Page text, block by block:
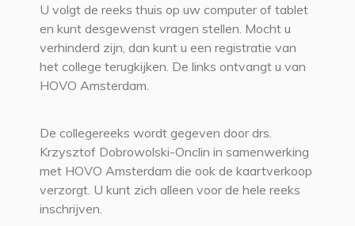
U volgt de reeks thuis op uw computer of tablet
en kunt desgewenst vragen stellen. Mocht u
verhinderd zijn, dan kunt u een registratie van
het college terugkijken. De links ontvangt u van
HOVO Amsterdam.
De collegereeks wordt gegeven door drs.
Krzysztof Dobrowolski-Onclin in samenwerking
met HOVO Amsterdam die ook de kaartverkoop
verzorgt. U kunt zich alleen voor de hele reeks
inschrijven.